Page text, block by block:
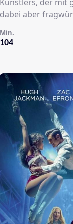
Künstlers, der mit
dabei aber
104
Min.